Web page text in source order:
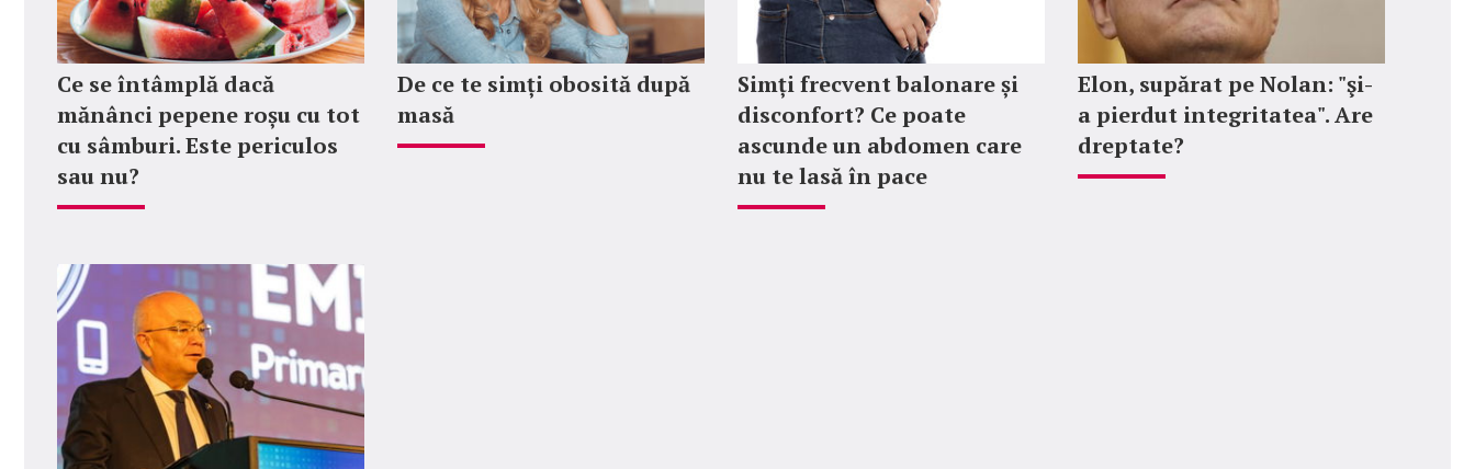
Ce se întâmplă dacă
mănânci pepene roșu cu tot
cu sâmburi. Este periculos
sau nu?
De ce te simți obosită după
masă
Simți frecvent balonare și
disconfort? Ce poate
ascunde un abdomen care
nu te lasă în pace
Elon, supărat pe Nolan: "şi-
a pierdut integritatea". Are
dreptate?